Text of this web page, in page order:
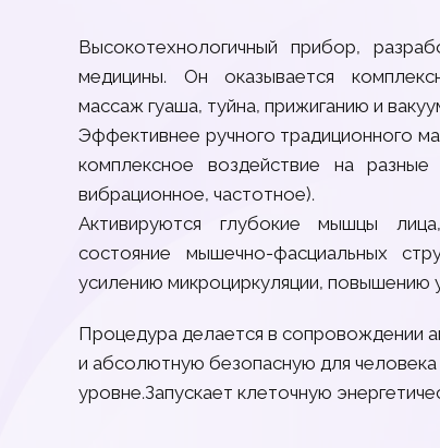
Высокотехнологичный прибор,
медицины. Он оказывается
массаж гуаша, туйна, прижиганию и
Эффективнее ручного традиционного
комплексное воздействие на
вибрационное, частотное).
Активируются глубокие мышцы
состояние мышечно-фасциальных
усилению микроциркуляции,
Процедура делается в сопровождении
и абсолютную безопасную для
уровне.Запускает клеточную